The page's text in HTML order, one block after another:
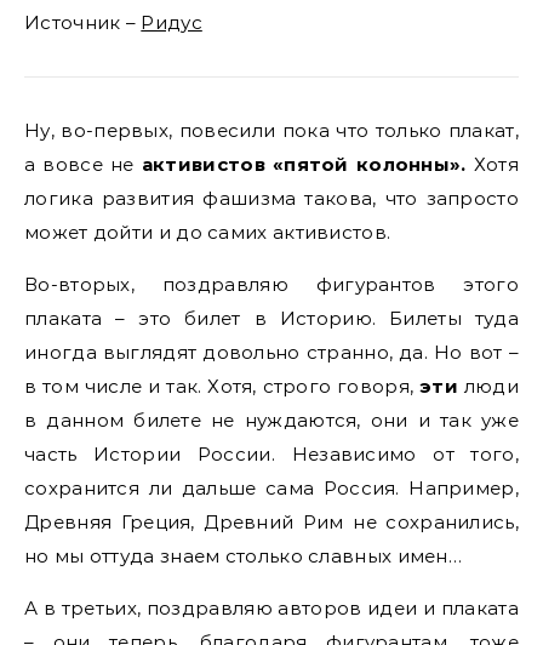
Источник – Ридус
Ну, во-первых, повесили пока что только плакат,
а вовсе не активистов «пятой колонны». Хотя
логика развития фашизма такова, что запросто
может дойти и до самих активистов.
Во-вторых, поздравляю фигурантов этого
плаката – это билет в Историю. Билеты туда
иногда выглядят довольно странно, да. Но вот –
в том числе и так. Хотя, строго говоря,эти люди
в данном билете не нуждаются, они и так уже
часть Истории России. Независимо от того,
сохранится ли дальше сама Россия. Например,
Древняя Греция, Древний Рим не сохранились,
но мы оттуда знаем столько славных имен…
А в третьих, поздравляю авторов идеи и плаката